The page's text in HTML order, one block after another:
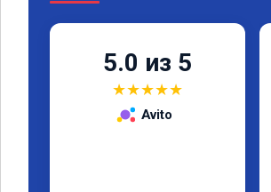
5.0 из 5
★★★★★
Avito